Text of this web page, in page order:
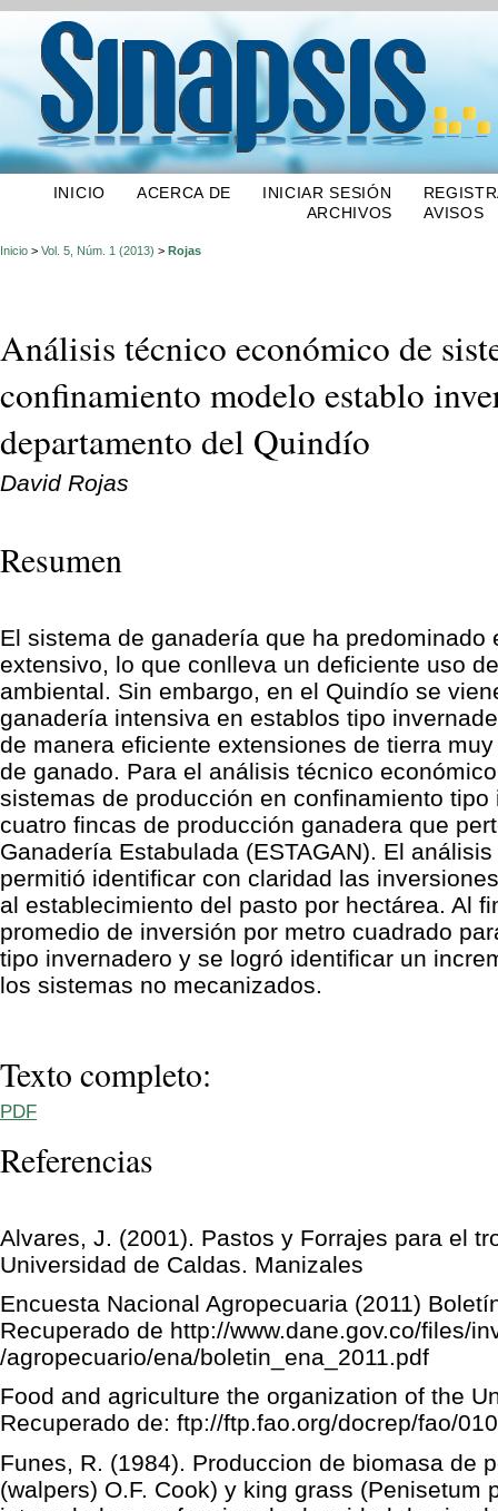
INICIO ACERCA DE INICIAR SESIÓN
ARCHIVOS
AVISOS
Inicio > Vol. 5, Núm. 1 (2013) > Rojas
Análisis técnico económico de
confinamiento modelo establo
departamento del Quindío
David Rojas
Resumen
El sistema de ganadería que ha predominado
extensivo, lo que conlleva un deficiente uso
ambiental. Sin embargo, en el Quindío se
ganadería intensiva en establos tipo
de manera eficiente extensiones de tierra
de ganado. Para el análisis técnico
sistemas de producción en confinamiento
cuatro fincas de producción ganadera que
Ganadería Estabulada (ESTAGAN). El
permitió identificar con claridad las
al establecimiento del pasto por hectárea. Al
promedio de inversión por metro cuadrado
tipo invernadero y se logró identificar un
los sistemas no mecanizados.
Texto completo:
PDF
Referencias
Alvares, J. (2001). Pastos y Forrajes para el
Universidad de Caldas. Manizales
Encuesta Nacional Agropecuaria (2011)
Recuperado de http://www.dane.gov.co/files/
/agropecuario/ena/boletin_ena_2011.pdf
Food and agriculture the organization of the
Recuperado de: ftp://ftp.fao.org/docrep/fao/
Funes, R. (1984). Produccion de biomasa de
(walpers) O.F. Cook) y king grass (Penisetum